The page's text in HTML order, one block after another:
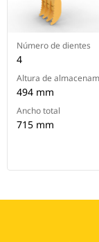
Número de dientes
4
Altura de
494 mm
Ancho total
715 mm